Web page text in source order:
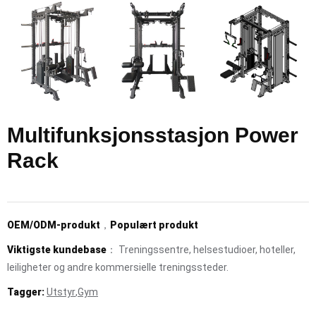
Multifunksjonsstasjon Power
Rack
OEM/ODM-produkt ， Populært produkt
Viktigste kundebase ： Treningssentre, helsestudioer, hoteller,
leiligheter og andre kommersielle treningssteder.
Tagger:Utstyr,Gym